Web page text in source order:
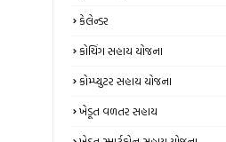
કેલેન્ડર
કોચિંગ સહાય યોજના
કોમ્પ્યુટર સહાય યોજના
ખેડૂત વળતર સહાય